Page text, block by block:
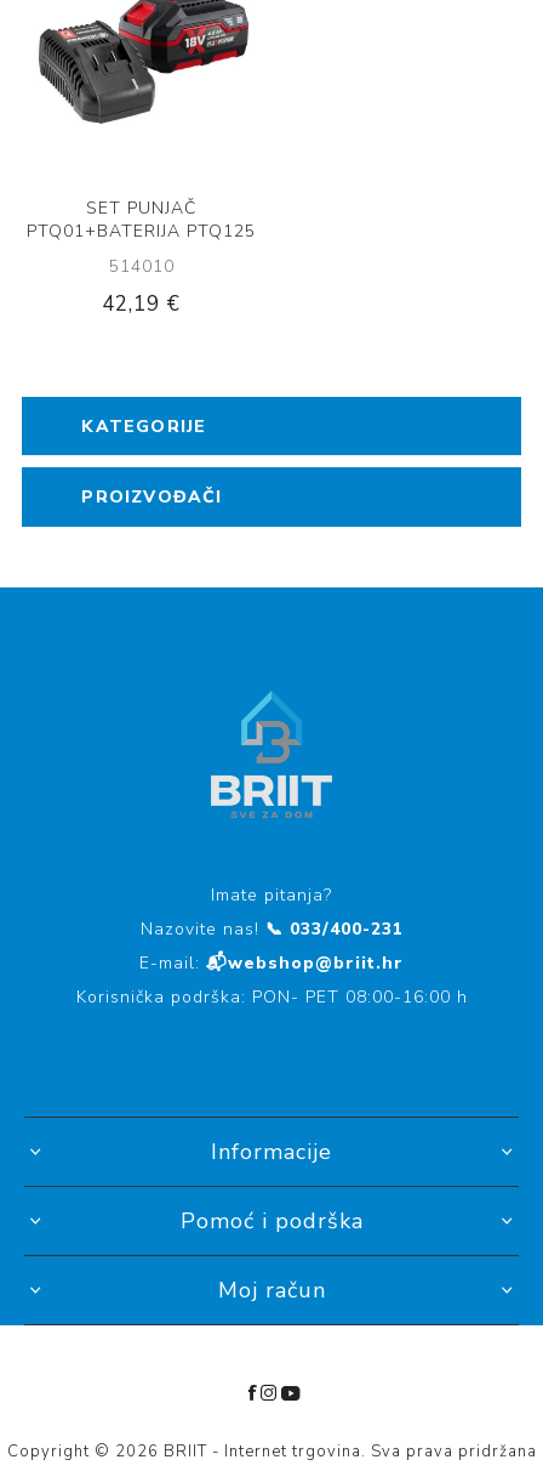
SET PUNJAČ
PTQ01+BATERIJA PTQ125
514010
42,19 €
KATEGORIJE
PROIZVOĐAČI
Imate pitanja?
Nazovite nas! 📞 033/400-231
E-mail: 📬webshop@briit.hr
Korisnička podrška: PON- PET 08:00-16:00 h
Informacije
Pomoć i podrška
Moj račun
Copyright © 2026 BRIIT - Internet trgovina. Sva prava pridržana